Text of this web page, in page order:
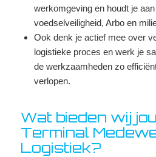
werkomgeving en houdt je
voedselveiligheid, Arbo en
Ook denk je actief mee over
logistieke proces en werk je
de werkzaamheden zo
verlopen.
Wat bieden wij
Terminal
Logistiek?